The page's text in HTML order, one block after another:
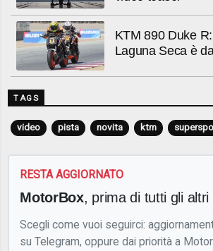
KTM 890 Duke
Laguna Seca è
TAGS
video pista novita ktm
RESTA AGGIORNATO
MotorBox, prima di tutti gli altri
Scegli come vuoi seguirci:
su Telegram, oppure dai priorità a